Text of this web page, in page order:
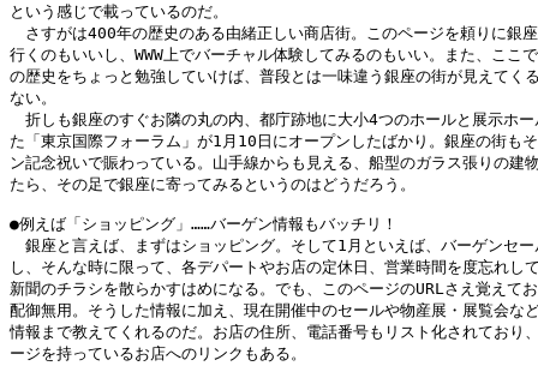
という感じで載っているのだ。
さすがは400年の歴史のある由緒正しい商店街。このページを頼りに銀
行くのもいいし、WWW上でバーチャル体験してみるのもいい。また、ここ
の歴史をちょっと勉強していけば、普段とは一味違う銀座の街が見えてく
ない。
折しも銀座のすぐお隣の丸の内、都庁跡地に大小4つのホールと展示ホー
た「東京国際フォーラム」が1月10日にオープンしたばかり。銀座の街も
ン記念祝いで賑わっている。山手線からも見える、船型のガラス張りの建
たら、その足で銀座に寄ってみるというのはどうだろう。
●例えば「ショッピング」……バーゲン情報もバッチリ！
銀座と言えば、まずはショッピング。そして1月といえば、バーゲンセー
し、そんな時に限って、各デパートやお店の定休日、営業時間を度忘れし
新聞のチラシを散らかすはめになる。でも、このページのURLさえ覚えて
配御無用。そうした情報に加え、現在開催中のセールや物産展・展覧会な
情報まで教えてくれるのだ。お店の住所、電話番号もリスト化されており
ージを持っているお店へのリンクもある。